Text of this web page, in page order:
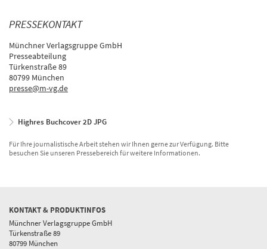
PRESSEKONTAKT
Münchner Verlagsgruppe GmbH
Presseabteilung
Türkenstraße 89
80799 München
presse@m-vg.de
Highres Buchcover 2D JPG
Für Ihre journalistische Arbeit stehen wir Ihnen gerne zur Verfügung. Bitte
besuchen Sie unseren Pressebereich für weitere Informationen.
KONTAKT & PRODUKTINFOS
Münchner Verlagsgruppe GmbH
Türkenstraße 89
80799 München